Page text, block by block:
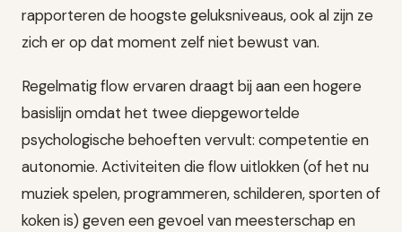
rapporteren de hoogste geluksniveaus, ook al zijn ze
zich er op dat moment zelf niet bewust van.
Regelmatig flow ervaren draagt bij aan een hogere
basislijn omdat het twee diepgewortelde
psychologische behoeften vervult: competentie en
autonomie. Activiteiten die flow uitlokken (of het nu
muziek spelen, programmeren, schilderen, sporten of
koken is) geven een gevoel van meesterschap en